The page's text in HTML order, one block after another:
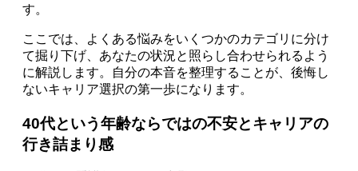
す。
ここでは、よくある悩みをいくつかのカテゴリに分け
て掘り下げ、あなたの状況と照らし合わせられるよう
に解説します。自分の本音を整理することが、後悔し
ないキャリア選択の第一歩になります。
40代という年齢ならではの不安とキャリアの
行き詰まり感